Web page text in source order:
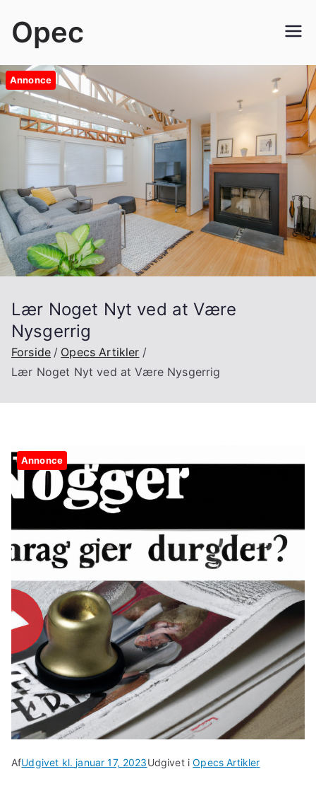
indhold
Opec
Annonce
Lær Noget Nyt ved at Være
Nysgerrig
Forside
Opecs Artikler
Lær Noget Nyt ved at Være Nysgerrig
Annonce
AfUdgivet kl. januar 17, 2023Udgivet iOpecs Artikler